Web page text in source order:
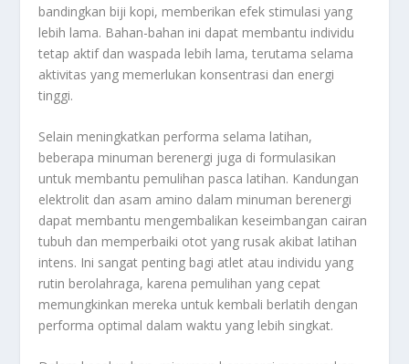
bandingkan biji kopi, memberikan efek stimulasi yang
lebih lama. Bahan-bahan ini dapat membantu individu
tetap aktif dan waspada lebih lama, terutama selama
aktivitas yang memerlukan konsentrasi dan energi
tinggi.
Selain meningkatkan performa selama latihan,
beberapa minuman berenergi juga di formulasikan
untuk membantu pemulihan pasca latihan. Kandungan
elektrolit dan asam amino dalam minuman berenergi
dapat membantu mengembalikan keseimbangan cairan
tubuh dan memperbaiki otot yang rusak akibat latihan
intens. Ini sangat penting bagi atlet atau individu yang
rutin berolahraga, karena pemulihan yang cepat
memungkinkan mereka untuk kembali berlatih dengan
performa optimal dalam waktu yang lebih singkat.